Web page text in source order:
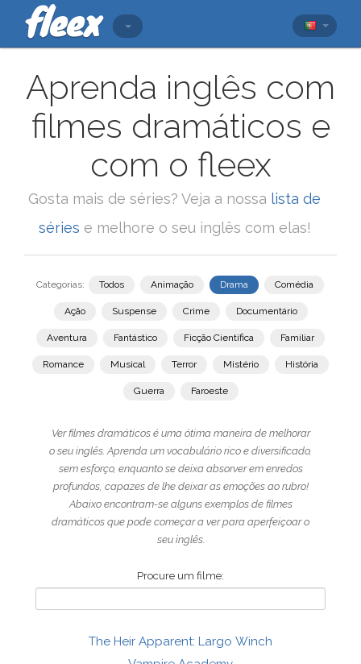
Aprenda inglês com
filmes dramáticos e
com o fleex
Gosta mais de séries? Veja a nossa lista de
séries e melhore o seu inglês com elas!
Categorias: Todos Animação Drama Comédia
Ação Suspense Crime Documentário
Aventura Fantástico Ficção Científica Familiar
Romance Musical Terror Mistério História
Guerra Faroeste
Ver filmes dramáticos é uma ótima maneira de melhorar
o seu inglês. Aprenda um vocabulário rico e diversificado,
sem esforço, enquanto se deixa absorver em enredos
profundos, capazes de lhe deixar as emoções ao rubro!
Abaixo encontram-se alguns exemplos de filmes
dramáticos que pode começar a ver para aperfeiçoar o
seu inglês.
Procure um filme:
The Heir Apparent: Largo Winch